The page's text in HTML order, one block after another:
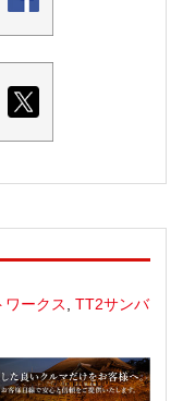
ワークス , TT2サンバ